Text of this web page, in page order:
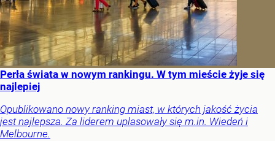
Perła świata w nowym rankingu. W tym mieście żyje się
najlepiej
Opublikowano nowy ranking miast, w których jakość życia
jest najlepsza. Za liderem uplasowały się m.in. Wiedeń i
Melbourne.